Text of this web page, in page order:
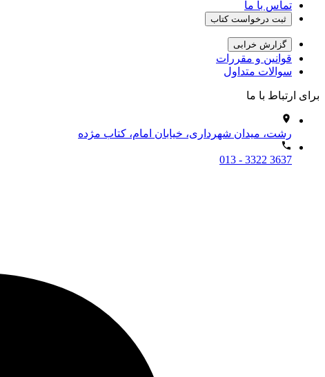
تماس با ما
ثبت درخواست کتاب
گزارش خرابی
قوانین و مقررات
سوالات متداول
برای ارتباط با ما
رشت، میدان شهرداری، خیابان امام، کتاب مژده
013 - 3322 3637